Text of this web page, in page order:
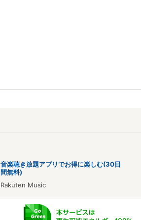
音楽聴き放題アプリでお得に楽しむ(30日
間無料)
Rakuten Music